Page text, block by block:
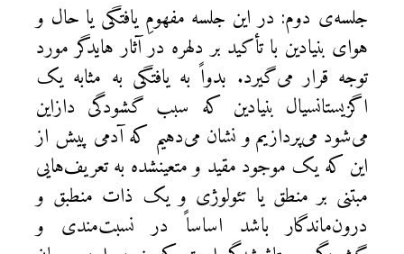
جلسه‌ی دوم: در اين جلسه مفهومِ ‌يافتگی يا حال و
هوای بنيادين با تأكيد بر دلهره در آثار هايدگر مورد
توجه قرار می‌گيرد. بدواً به يافتگی به مثابه يک
اگزيستانسيال بنيادين که سبب گشودگی دازاين
می‌شود می‌پردازیم و نشان می‌دهیم كه آدمی پيش از
اين که يک موجود مقيد و متعين‎شده به تعريف‌هايی
مبتنی بر منطق يا تئولوژی و يک ذات منطبق و
درون‌ماندگار باشد اساساً در نسبت‌مندی و